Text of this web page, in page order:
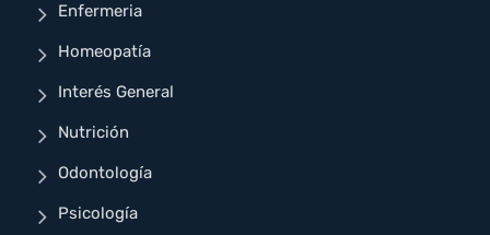
Enfermeria
Homeopatía
Interés General
Nutrición
Odontología
Psicología